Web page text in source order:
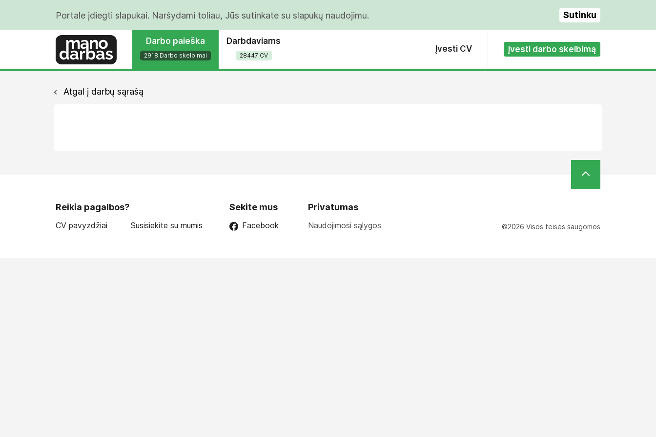
Portale įdiegti slapukai. Naršydami toliau, Jūs sutinkate su slapukų naudojimu. Sutinku
Darbo paieška
2918 Darbo skelbimai
Darbdaviams
28447 CV
Įvesti CV Įvesti darbo skelbimą
Atgal į darbų sąrašą
Reikia pagalbos?
CV pavyzdžiai Susisiekite su mumis
Sekite mus
Facebook
Privatumas
Naudojimosi sąlygos ©2026 Visos teisės saugomos